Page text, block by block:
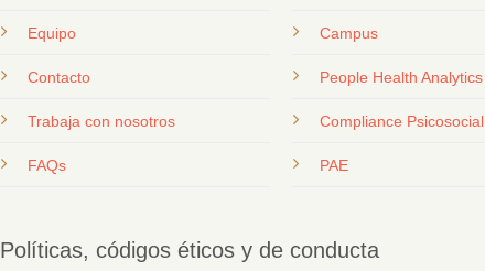
Equipo
Contacto
Trabaja con nosotros
FAQs
Campus
People Health Analytics
Compliance Psicosocial
PAE
Políticas, códigos éticos y de conducta